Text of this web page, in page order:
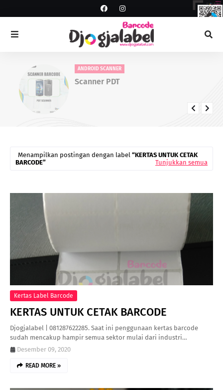
ANDROID SCANNER
Scanner PDT
Menampilkan postingan dengan label KERTAS UNTUK CETAK
BARCODE
Tunjukkan semua
Kertas Label Barcode
KERTAS UNTUK CETAK BARCODE
Djogjalabel | 081287622285. Saat ini penggunaan kertas barcode
sudah mencakup hampir semua sektor mulai dari industri…
Desember 09, 2020
READ MORE »